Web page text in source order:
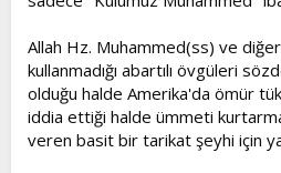
Allah Hz. Muhammed(ss) ve
kullanmadığı abartılı övgüleri
olduğu halde Amerika'da ömür
iddia ettiği halde ümmeti
veren basit bir tarikat şeyhi için